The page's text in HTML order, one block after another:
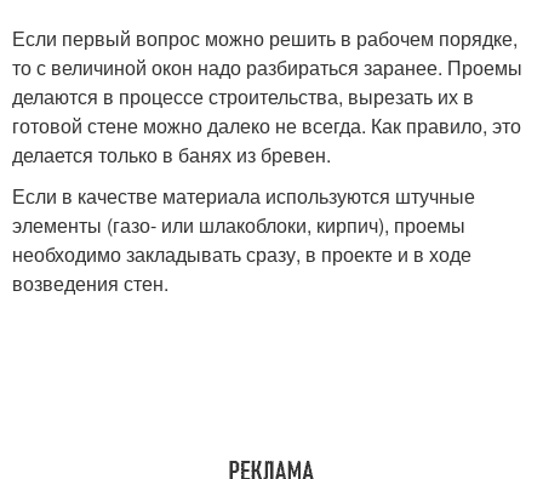
Если первый вопрос можно решить в рабочем порядке,
то с величиной окон надо разбираться заранее. Проемы
делаются в процессе строительства, вырезать их в
готовой стене можно далеко не всегда. Как правило, это
делается только в банях из бревен.
Если в качестве материала используются штучные
элементы (газо- или шлакоблоки, кирпич), проемы
необходимо закладывать сразу, в проекте и в ходе
возведения стен.